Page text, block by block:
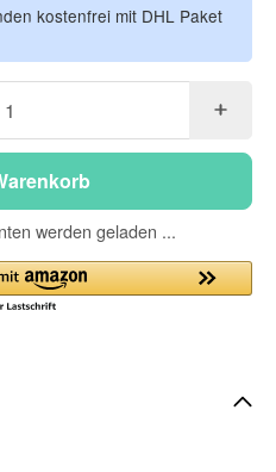
kostenfrei mit DHL Paket
Loading...
werden geladen ...